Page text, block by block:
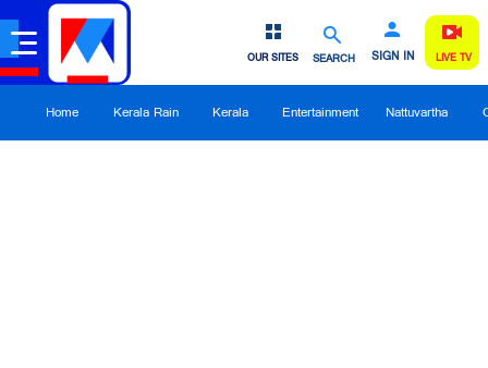
SEARCH SIGN IN
OUR SITES LIVE TV
Home Kerala Rain Kerala Entertainment Nattuvartha